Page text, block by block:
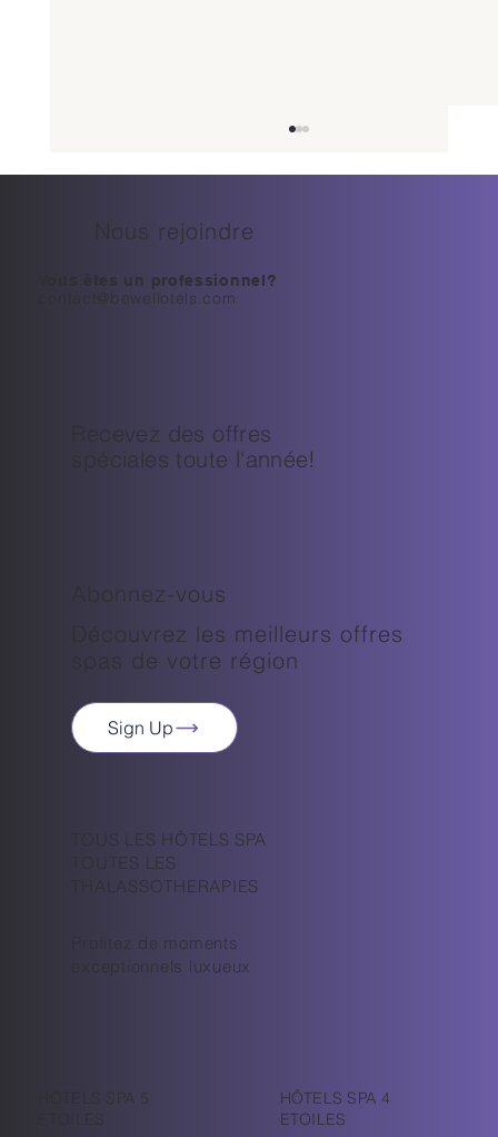
Nous rejoindre
Vous êtes un professionnel?
contact@bewellotels.com
Recevez des offres
spéciales toute l'année!
Abonnez-vous
Découvrez les meilleurs offres
spas de votre région
Sign Up
TOUS LES HÔTELS SPA
TOUTES LES
THALASSOTHERAPIES
Profitez de moments
exceptionnels luxueux
HÔTELS SPA 5
HÔTELS SPA 4
ETOILES